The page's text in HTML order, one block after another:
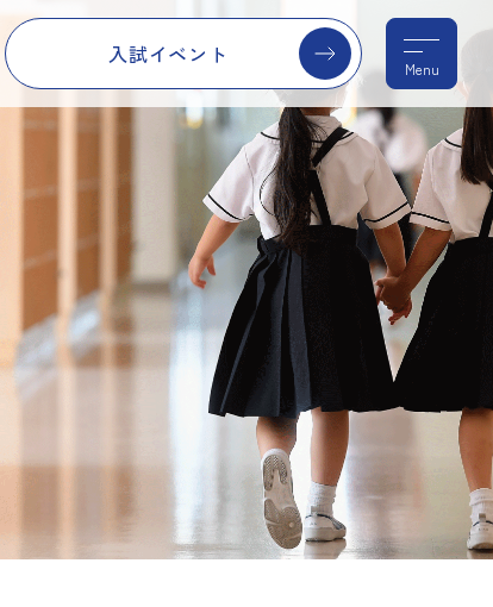
入試イベント
Menu